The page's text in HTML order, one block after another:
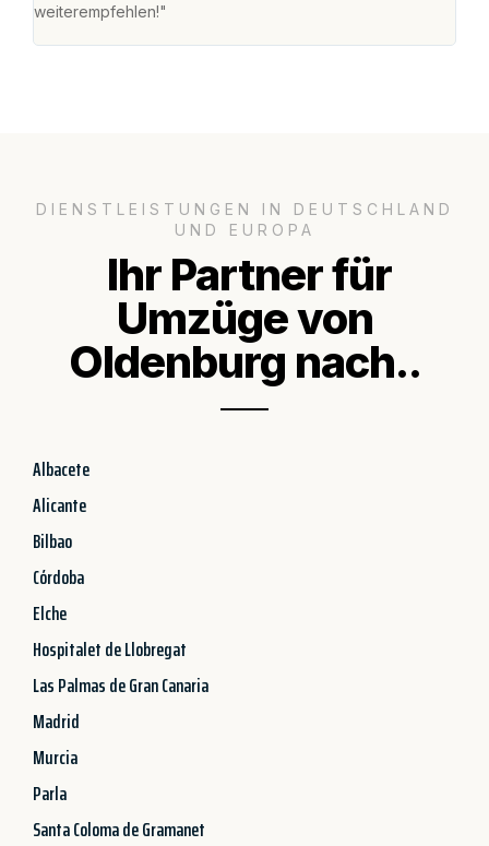
weiterempfehlen!"
DIENSTLEISTUNGEN IN DEUTSCHLAND
UND EUROPA
Ihr Partner für
Umzüge von
Oldenburg nach..
Albacete
Alicante
Bilbao
Córdoba
Elche
Hospitalet de Llobregat
Las Palmas de Gran Canaria
Madrid
Murcia
Parla
Santa Coloma de Gramanet